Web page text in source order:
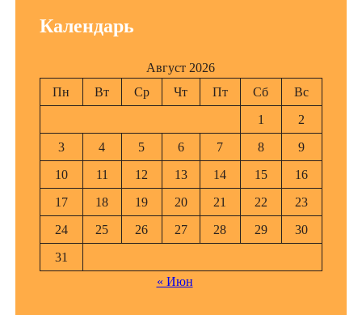
Календарь
Август 2026
Пн
Вт Ср Чт Пт Сб
Вс
1
2
3
4 5 6 7 8
9
10
11 12 13 14 15
16
17
18 19 20 21 22
23
24
25 26 27 28 29
30
31
« Июн